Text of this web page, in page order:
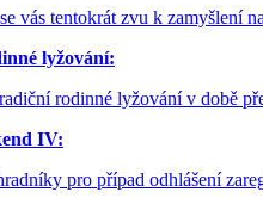
vás tentokrát zvu k
lyžování:
rodinné lyžování v době
IV:
pro případ odhlášení